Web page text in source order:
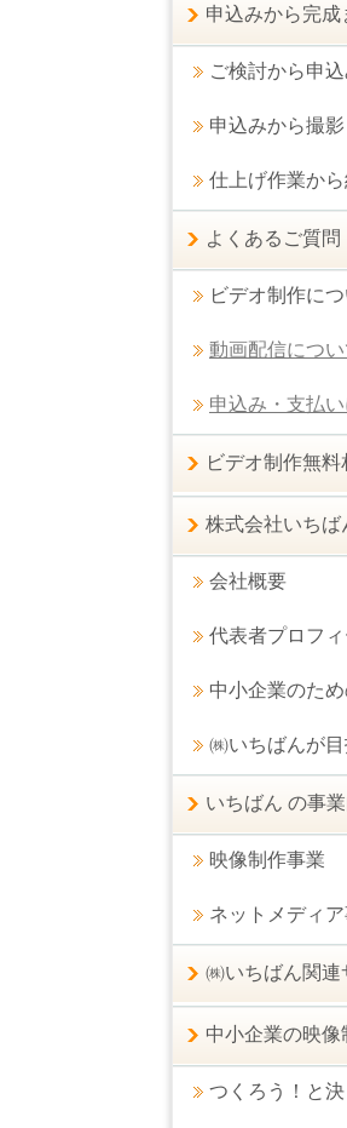
申込みから完成
ご検討から申
申込みから撮
仕上げ作業か
よくあるご質問
ビデオ制作に
動画配信につい
申込み・支払
ビデオ制作無料
株式会社いちば
会社概要
代表者プロフ
中小企業のた
㈱いちばんが
いちばん の事
映像制作事業
ネットメディ
㈱いちばん関連
中小企業の映像
つくろう！と